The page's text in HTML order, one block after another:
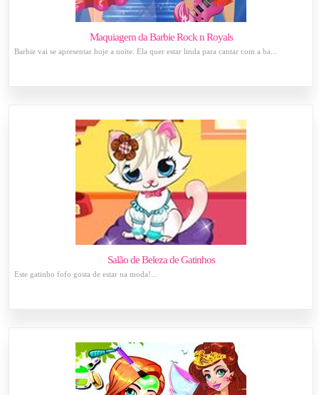
Maquiagem da Barbie Rock n Royals
Barbie vai se apresentar hoje a noite. Ela quer estar linda para cantar com a ba...
Salão de Beleza de Gatinhos
Este gatinho fofo gosta de estar na moda!...